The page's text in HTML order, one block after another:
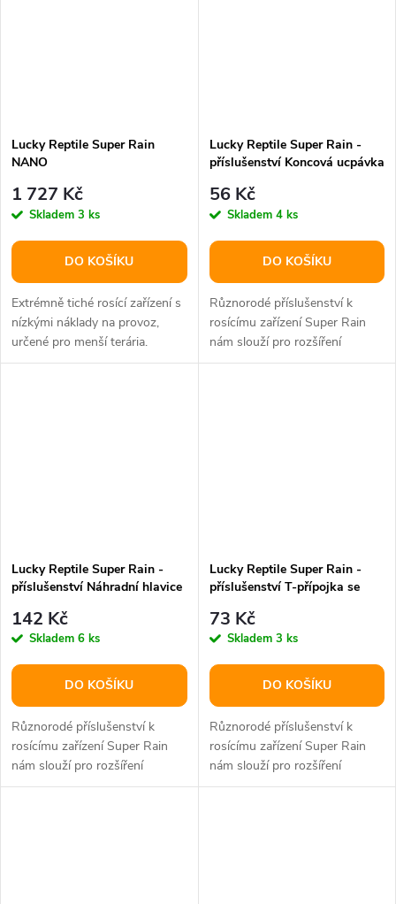
Lucky Reptile Super Rain
NANO
1 727 Kč
Skladem 3 ks
DO KOŠÍKU
Extrémně tiché rosící zařízení s
nízkými náklady na provoz,
určené pro menší terária.
Lucky Reptile Super Rain -
příslušenství Koncová ucpávka
56 Kč
Skladem 4 ks
DO KOŠÍKU
Různorodé příslušenství k
rosícímu zařízení Super Rain
nám slouží pro rozšíření
systému a pro výměnu
Lucky Reptile Super Rain -
příslušenství Náhradní hlavice
142 Kč
Skladem 6 ks
DO KOŠÍKU
Různorodé příslušenství k
rosícímu zařízení Super Rain
nám slouží pro rozšíření
systému a pro výměnu
Lucky Reptile Super Rain -
příslušenství T-přípojka se
73 Kč
Skladem 3 ks
DO KOŠÍKU
Různorodé příslušenství k
rosícímu zařízení Super Rain
nám slouží pro rozšíření
systému a pro výměnu